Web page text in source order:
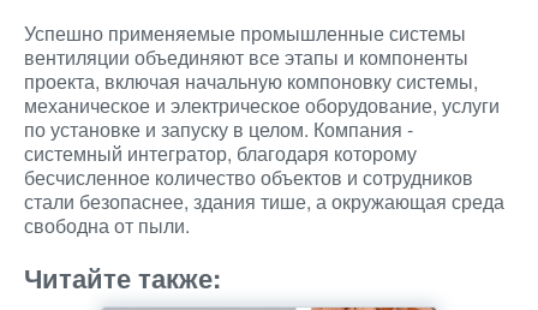
Успешно применяемые промышленные системы
вентиляции объединяют все этапы и компоненты
проекта, включая начальную компоновку системы,
механическое и электрическое оборудование, услуги
по установке и запуску в целом. Компания -
системный интегратор, благодаря которому
бесчисленное количество объектов и сотрудников
стали безопаснее, здания тише, а окружающая среда
свободна от пыли.
Читайте также: